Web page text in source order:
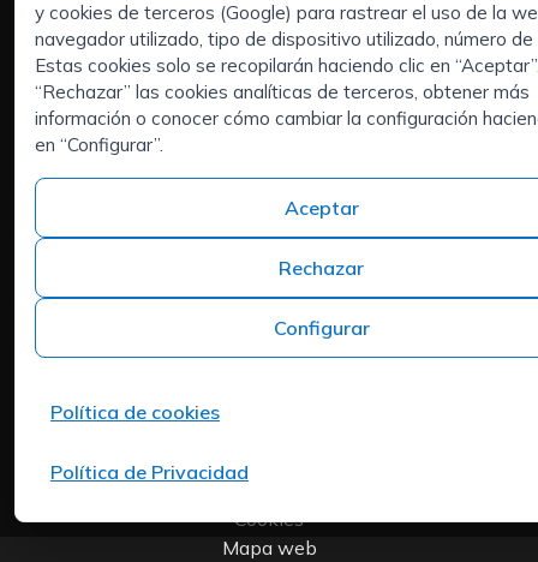
y cookies de terceros (Google) para rastrear el uso de la
navegador utilizado, tipo de dispositivo utilizado, número de
Estas cookies solo se recopilarán haciendo clic en
“Rechazar” las cookies analíticas de terceros, obtener más
información o conocer cómo cambiar la configuración
en “Configurar”.
Aceptar
Rechazar
Configurar
Política de cookies
Política de Privacidad
Servicios:
Empresas
Executive Search | Selección de Directivos
Outsourcing de RRHH
Candidatos
Quiénes somos
Contacto
Trabaja en ISPROX
Teléfono
+34 973 982 566
Aviso Legal
Cookies
Mapa web